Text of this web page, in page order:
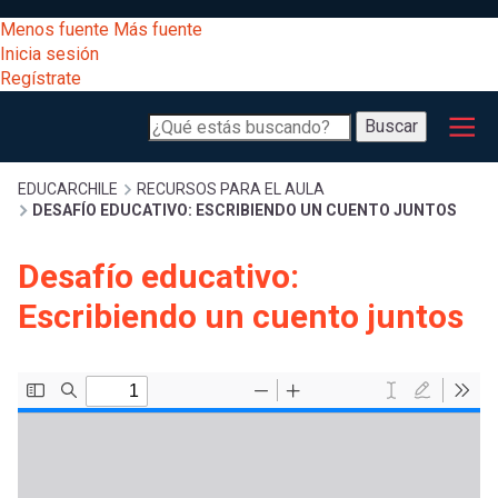
al
contenido
principal
[Educarchile
Escritorio]
Menú
entrar
a
Menos fuente Más fuente
Inicia sesión
Regístrate
Buscar
Buscar
Menú
principal
Desarrollo
Expand
Gestión
Expand
Comunidad
Expand
Expand
Sobrescribir
enlaces
de
ayuda
EDUCARCHILE
RECURSOS PARA EL AULA
DESAFÍO EDUCATIVO: ESCRIBIENDO UN CUENTO JUNTOS
Desafío educativo:
Escribiendo un cuento juntos
registrarte.
Inicia sesión.